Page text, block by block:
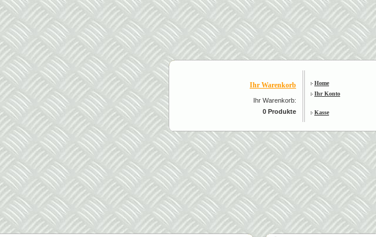
Ihr Warenkorb
Ihr Warenkorb:
0 Produkte
Home
Ihr Konto
Kasse